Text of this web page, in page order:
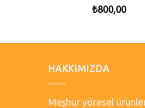
₺800,00
HAKKIMIZDA
Meşhur yöresel